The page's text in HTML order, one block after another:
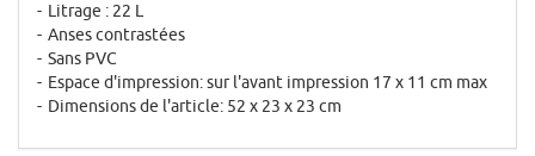
Litrage : 22 L
Anses contrastées
Sans PVC
Espace d'impression: sur l'avant impression 17 x 11 cm max
Dimensions de l'article: 52 x 23 x 23 cm